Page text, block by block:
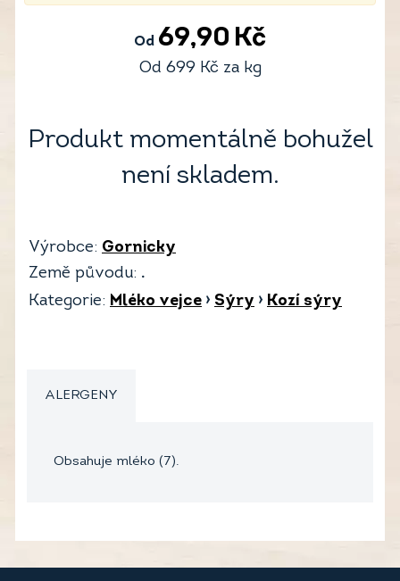
Od 69,90 Kč
Od 699 Kč za kg
Produkt momentálně bohužel
není skladem.
Výrobce: Gornicky
Země původu: .
Kategorie: Mléko vejce › Sýry › Kozí sýry
ALERGENY
Obsahuje mléko (7).